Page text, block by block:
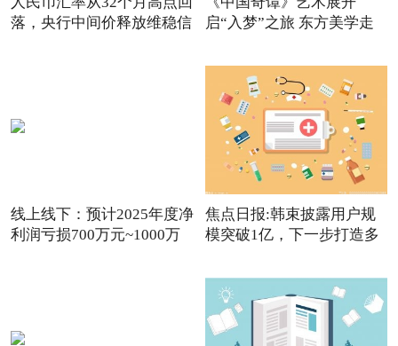
落，央行中间价释放维稳信
启“入梦”之旅 东方美学走
线上线下：预计2025年度净
利润亏损700万元~1000万
焦点日报:韩束披露用户规
模突破1亿，下一步打造多